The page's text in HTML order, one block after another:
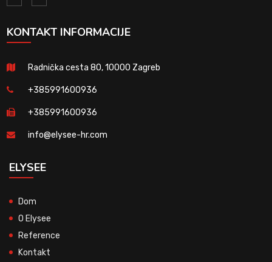
KONTAKT INFORMACIJE
Radnička cesta 80, 10000 Zagreb
+385991600936
+385991600936
info@elysee-hr.com
ELYSEE
Dom
O Elysee
Reference
Kontakt